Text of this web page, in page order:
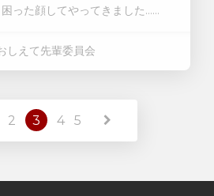
った顔してやってきました……
しえて先輩委員会
2 3 4 5